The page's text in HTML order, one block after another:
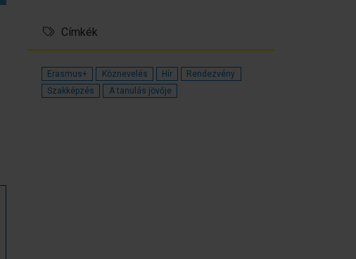
Címkék
Erasmus+ Köznevelés Hír
Rendezvény
Szakképzés
A tanulás jövője